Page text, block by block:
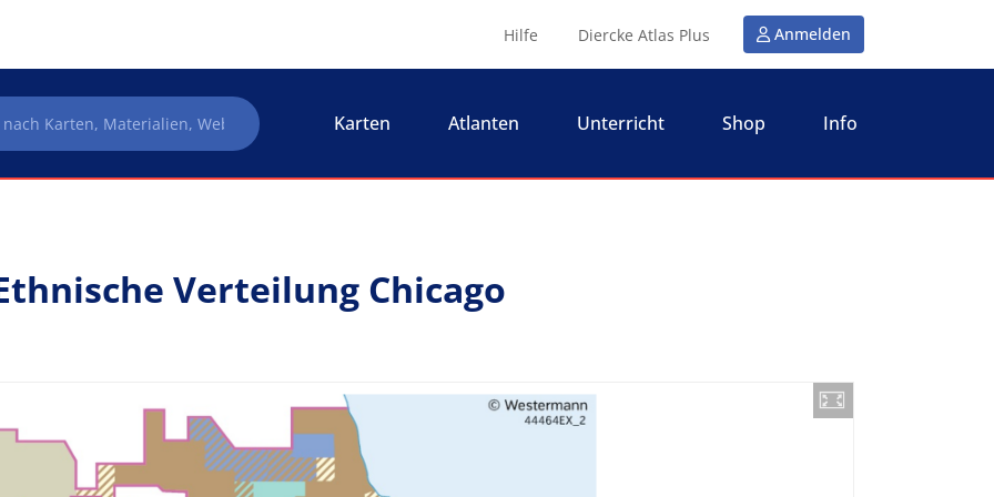
Hilfe Diercke Atlas Plus Anmelden
Karten Atlanten Unterricht Shop Info
Verteilung Chicago